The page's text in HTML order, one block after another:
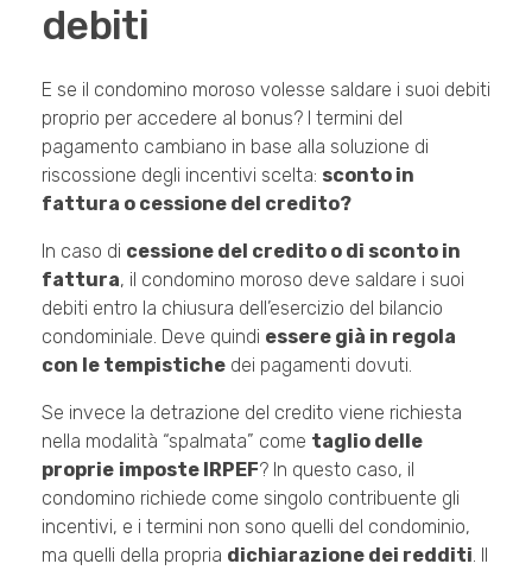
debiti
E se il condomino moroso volesse saldare i suoi debiti
proprio per accedere al bonus? I termini del
pagamento cambiano in base alla soluzione di
riscossione degli incentivi scelta: sconto in
fattura o cessione del credito?
In caso di cessione del credito o di sconto in
fattura, il condomino moroso deve saldare i suoi
debiti entro la chiusura dell’esercizio del bilancio
condominiale. Deve quindi essere già in regola
con le tempistiche dei pagamenti dovuti.
Se invece la detrazione del credito viene richiesta
nella modalità “spalmata” come taglio delle
proprie imposte IRPEF? In questo caso, il
condomino richiede come singolo contribuente gli
incentivi, e i termini non sono quelli del condominio,
ma quelli della propria dichiarazione dei redditi . Il